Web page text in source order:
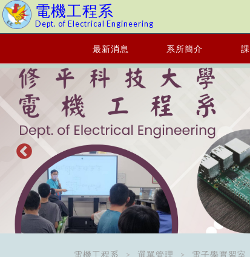
電機工程系
Dept. of Electrical Engineering
最新消息 系所簡介
電機工程系 選單管理 電子學實習室